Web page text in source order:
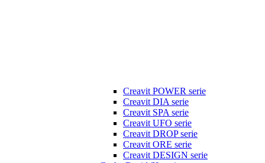
Creavit POWER serie
Creavit DIA serie
Creavit SPA serie
Creavit UFO serie
Creavit DROP serie
Creavit ORE serie
Creavit DESIGN serie